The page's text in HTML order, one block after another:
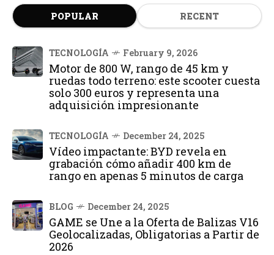
POPULAR RECENT
TECNOLOGÍA February 9, 2026
Motor de 800 W, rango de 45 km y
ruedas todo terreno: este scooter cuesta
solo 300 euros y representa una
adquisición impresionante
TECNOLOGÍA December 24, 2025
Vídeo impactante: BYD revela en
grabación cómo añadir 400 km de
rango en apenas 5 minutos de carga
BLOG December 24, 2025
GAME se Une a la Oferta de Balizas V16
Geolocalizadas, Obligatorias a Partir de
2026